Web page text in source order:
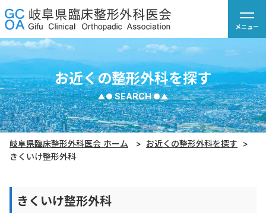
お近くの整形外科を探す
SEARCH
岐阜県臨床整形外科医会 ホーム
お近くの整形外科を探す
きくいけ整形外科
きくいけ整形外科